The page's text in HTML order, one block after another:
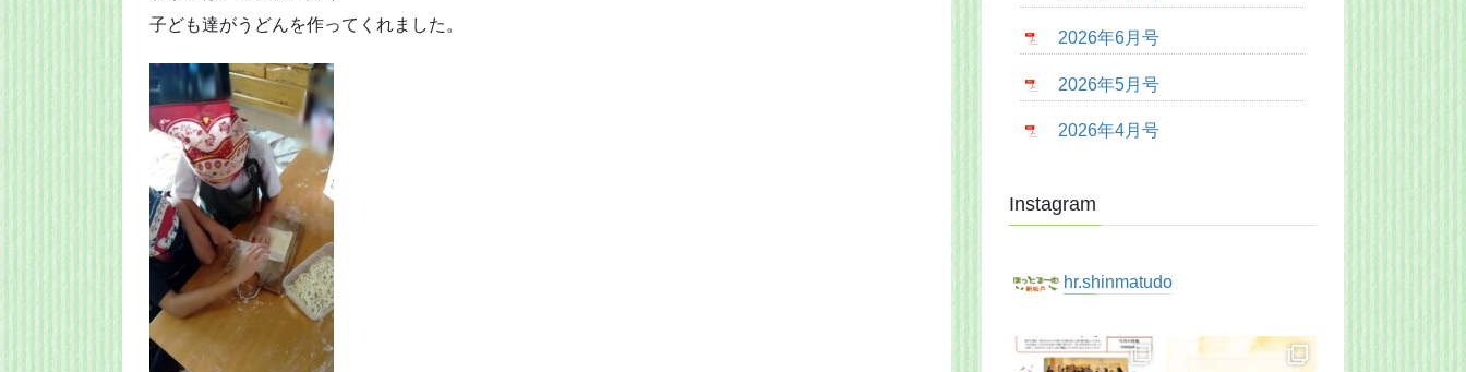
子ども達がうどんを作ってくれました。
2026年6月号
2026年5月号
2026年4月号
Instagram
hr.shinmatudo